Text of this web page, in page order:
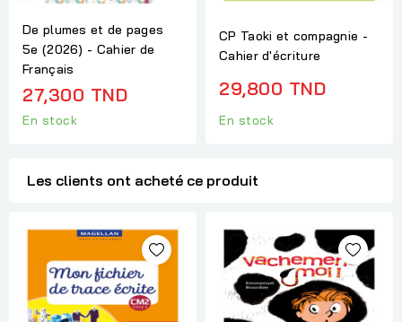
De plumes et de pages
5e (2026) - Cahier de
Français
27,300 TND
En stock
CP Taoki et compagnie -
Cahier d'écriture
29,800 TND
En stock
Les clients ont acheté ce produit